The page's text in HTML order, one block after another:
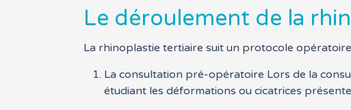
Le déroulement de la
La rhinoplastie tertiaire suit un protocole
La consultation pré-opératoire Lors de la
étudiant les déformations ou cicatrices